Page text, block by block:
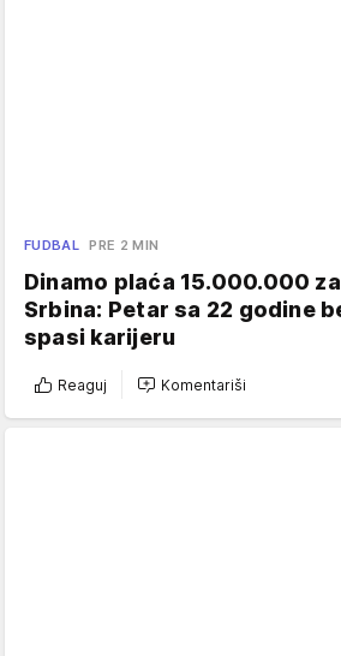
FUDBAL PRE 2 MIN
Dinamo plaća 15.000.000
Srbina: Petar sa 22 godine
spasi karijeru
Reaguj Komentariši